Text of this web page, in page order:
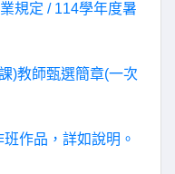
規定 / 114學年度暑
)教師甄選簡章(一次
作品，詳如說明。